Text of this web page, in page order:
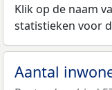
Klik op de naam
statistieken voor
Aantal